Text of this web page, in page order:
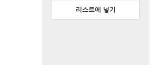
리스트에 넣기